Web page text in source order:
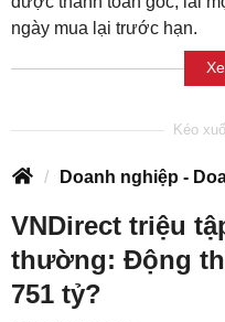
ngày mua lại trước hạn.
Doanh nghiệp -
VNDirect triệu
thường: Động
751 tỷ?